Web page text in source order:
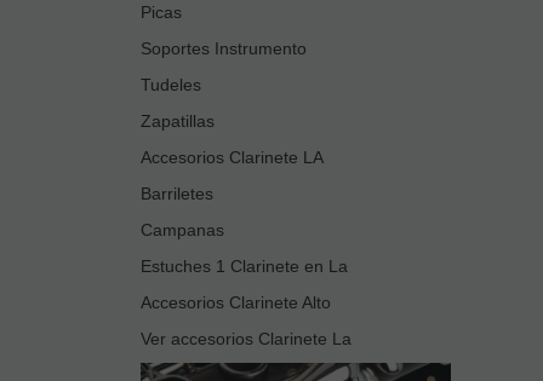
Picas
Soportes Instrumento
Tudeles
Zapatillas
Accesorios Clarinete LA
Barriletes
Campanas
Estuches 1 Clarinete en La
Accesorios Clarinete Alto
Ver accesorios Clarinete La